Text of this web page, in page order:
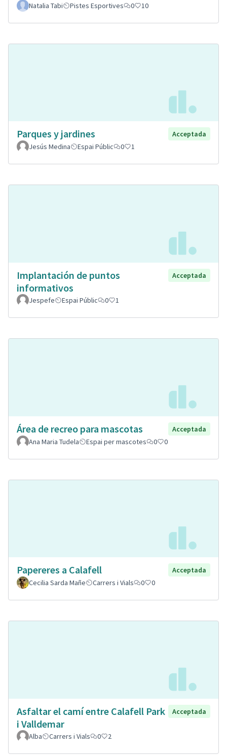
Natalia Tabi Pistes Esportives 0 10
Parques y jardines
Acceptada
Jesús Medina
Espai Públic 0 1
Implantación de puntos
informativos
Acceptada
Jespefe Espai Públic 0 1
Área de recreo para mascotas
Acceptada
Ana Maria Tudela
Espai per mascotes 0 0
Papereres a Calafell
Acceptada
Cecilia Sarda Mañe
Carrers i Vials 0 0
Asfaltar el camí entre Calafell Park
i Valldemar
Acceptada
Alba Carrers i Vials 0 2